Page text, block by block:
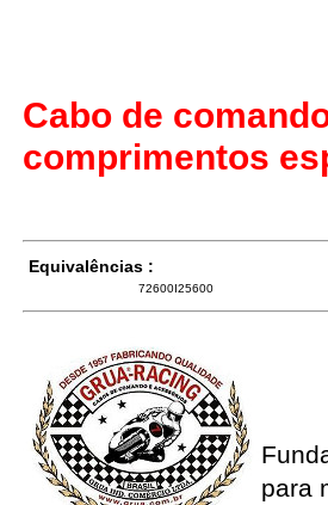
Cabo de
comprimentos
Equivalências :
72600I25600
para